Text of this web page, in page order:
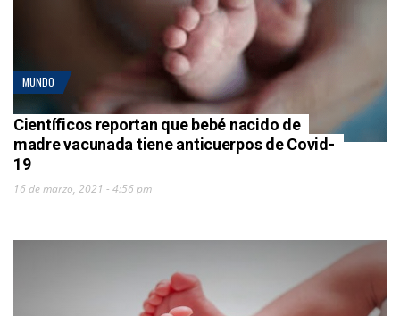
MUNDO
Científicos reportan que bebé nacido de
madre vacunada tiene anticuerpos de Covid-
19
16 de marzo, 2021 - 4:56 pm